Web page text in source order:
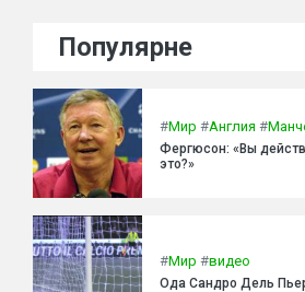
Популярне
#Мир #Англия #
Фергюсон: «Вы
это?»
#Мир #видео
Ода Сандро Дель